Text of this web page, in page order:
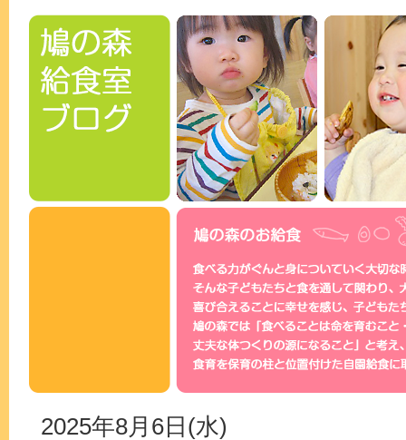
2025年8月6日(水)